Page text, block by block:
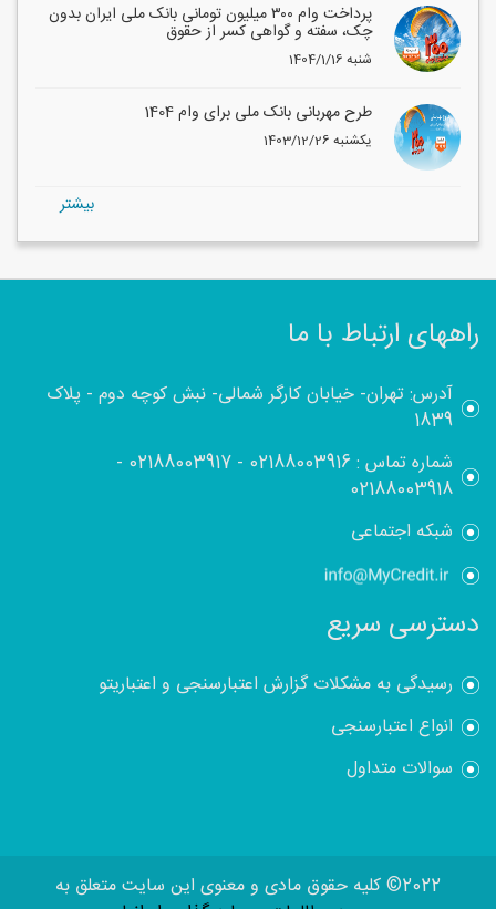
پرداخت وام ۳۰۰ میلیون تومانی بانک ملی ایران بدون
چک، سفته و گواهی کسر از حقوق
1404/1/16 شنبه
طرح مهربانی بانک ملی برای وام 1404
1403/12/26 یکشنبه
بيشتر
راههای ارتباط با ما
آدرس: تهران- خیابان کارگر شمالی- نبش کوچه دوم - پلاک
1839
شماره تماس :02188003916
-
02188003917
-
02188003918
شبکه اجتماعی
دسترسی سریع
رسیدگی به مشکلات گزارش اعتبارسنجی و اعتباریتو
انواع اعتبارسنجی
سوالات متداول
2022© کلیه حقوق مادی و معنوی این سایت متعلق به